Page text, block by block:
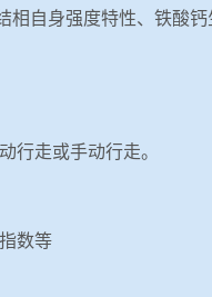
自身强度特性、铁酸钙
走或手动行走。
数等